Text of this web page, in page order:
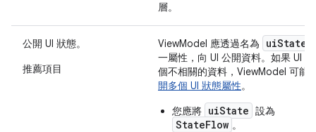
層。
公開 UI 狀態。
推薦項目
ViewModel 應透過名為 uiState
一屬性，向 UI 公開資料。如果 UI
個不相關的資料，ViewModel 可能
開多個 UI 狀態屬性。
您應將 uiState 設為
StateFlow 。